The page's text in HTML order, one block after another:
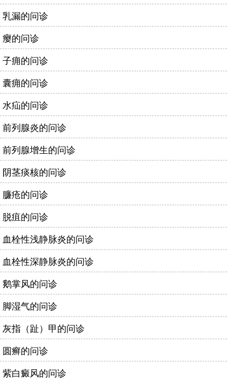
乳漏的问诊
瘿的问诊
子痈的问诊
囊痈的问诊
水疝的问诊
前列腺炎的问诊
前列腺增生的问诊
阴茎痰核的问诊
臁疮的问诊
脱疽的问诊
血栓性浅静脉炎的问诊
血栓性深静脉炎的问诊
鹅掌风的问诊
脚湿气的问诊
灰指（趾）甲的问诊
圆癣的问诊
紫白癜风的问诊